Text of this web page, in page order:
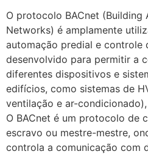
O protocolo BACnet
Networks) é amplamente
automação predial e controle
desenvolvido para permitir a
diferentes dispositivos e
edifícios, como sistemas de
ventilação e ar-
O BACnet é um protocolo de
escravo ou mestre-mestre,
controla a comunicação com